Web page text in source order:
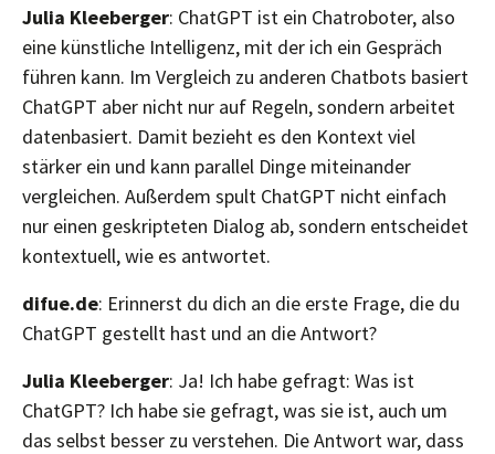
Julia Kleeberger: ChatGPT ist ein Chatroboter, also
eine künstliche Intelligenz, mit der ich ein Gespräch
führen kann. Im Vergleich zu anderen Chatbots basiert
ChatGPT aber nicht nur auf Regeln, sondern arbeitet
datenbasiert. Damit bezieht es den Kontext viel
stärker ein und kann parallel Dinge miteinander
vergleichen. Außerdem spult ChatGPT nicht einfach
nur einen geskripteten Dialog ab, sondern entscheidet
kontextuell, wie es antwortet.
difue.de: Erinnerst du dich an die erste Frage, die du
ChatGPT gestellt hast und an die Antwort?
Julia Kleeberger: Ja! Ich habe gefragt: Was ist
ChatGPT? Ich habe sie gefragt, was sie ist, auch um
das selbst besser zu verstehen. Die Antwort war, dass